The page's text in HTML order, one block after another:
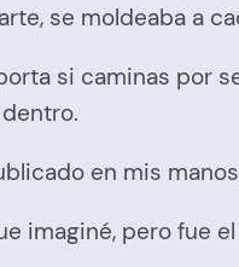
se moldeaba a
si caminas por
en mis
imaginé, pero fue